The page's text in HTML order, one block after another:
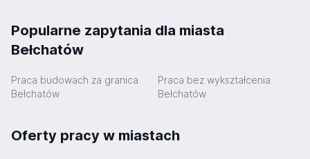
Popularne zapytania dla miasta
Bełchatów
Praca budowach za granica
Bełchatów
Praca bez wykształcenia
Bełchatów
Oferty pracy w miastach